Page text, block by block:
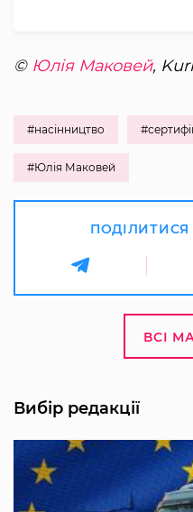
© Юлія Маковей,
#насінництво
#Юлія Маковей
ВСІ
Вибір редакції